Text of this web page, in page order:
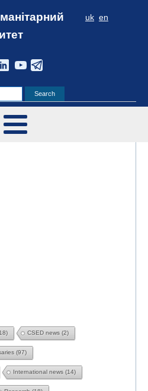
uk en
CSED news (2)
(97)
International news (14)